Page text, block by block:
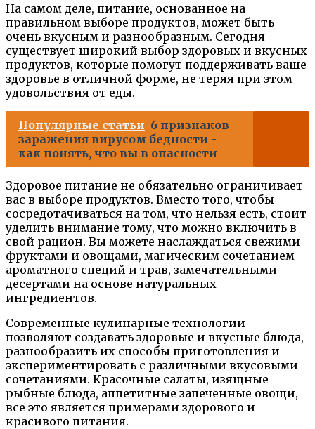
На самом деле, питание, основанное на
правильном выборе продуктов, может быть
очень вкусным и разнообразным. Сегодня
существует широкий выбор здоровых и вкусных
продуктов, которые помогут поддерживать ваше
здоровье в отличной форме, не теряя при этом
удовольствия от еды.
Популярные статьи 6 признаков
заражения вирусом бедности -
как понять, что вы в опасности
Здоровое питание не обязательно ограничивает
вас в выборе продуктов. Вместо того, чтобы
сосредотачиваться на том, что нельзя есть, стоит
уделить внимание тому, что можно включить в
свой рацион. Вы можете наслаждаться свежими
фруктами и овощами, магическим сочетанием
ароматного специй и трав, замечательными
десертами на основе натуральных
ингредиентов.
Современные кулинарные технологии
позволяют создавать здоровые и вкусные блюда,
разнообразить их способы приготовления и
экспериментировать с различными вкусовыми
сочетаниями. Красочные салаты, изящные
рыбные блюда, аппетитные запеченные овощи,
все это является примерами здорового и
красивого питания.